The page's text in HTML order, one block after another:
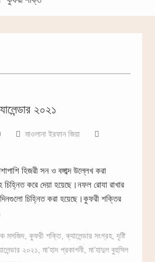
২০২১
মাওলানা ইরফান জিয়া
হিজরী সন ও বঙ্গাব্দ উল্লেখ করা
করে দেয়া হয়েছে।নফল রোযা রাখার
দিনগুলো চিহ্নিত করা হয়েছে।কুফরী শক্তির
মসজিদ, কুফরী শক্তি,ক্যালেন্ডার সংগ্রহ,দৃষ্টি
২০২১ মা’হাদ প্রকাশনী, মা’হাদুল বুহুসিল